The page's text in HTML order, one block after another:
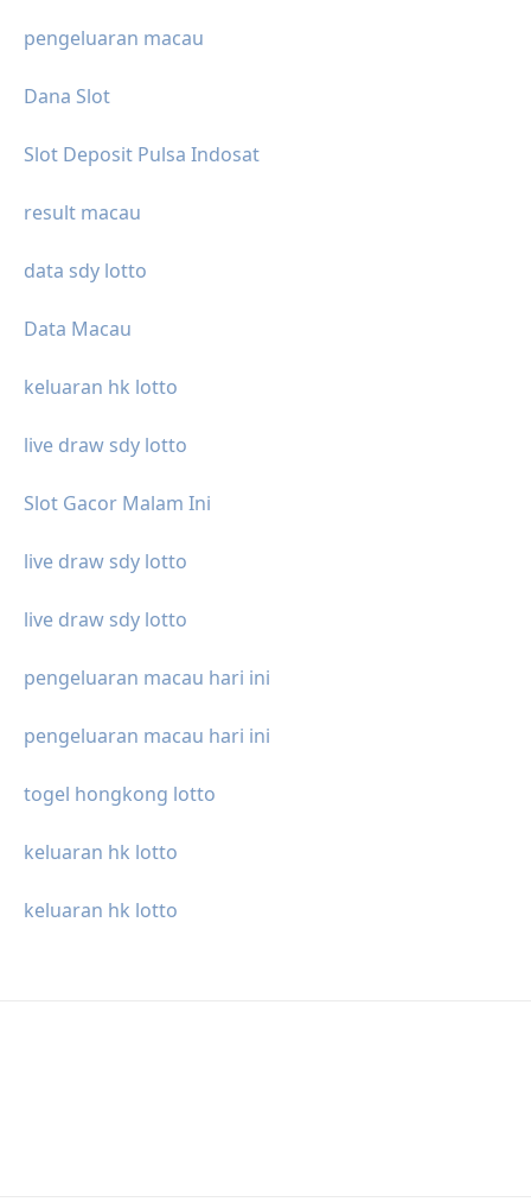
pengeluaran macau
Dana Slot
Slot Deposit Pulsa Indosat
result macau
data sdy lotto
Data Macau
keluaran hk lotto
live draw sdy lotto
Slot Gacor Malam Ini
live draw sdy lotto
live draw sdy lotto
pengeluaran macau hari ini
pengeluaran macau hari ini
togel hongkong lotto
keluaran hk lotto
keluaran hk lotto